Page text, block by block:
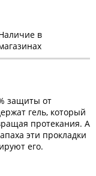
в
защиты от
гель, который
протекания. А
эти прокладки
его.